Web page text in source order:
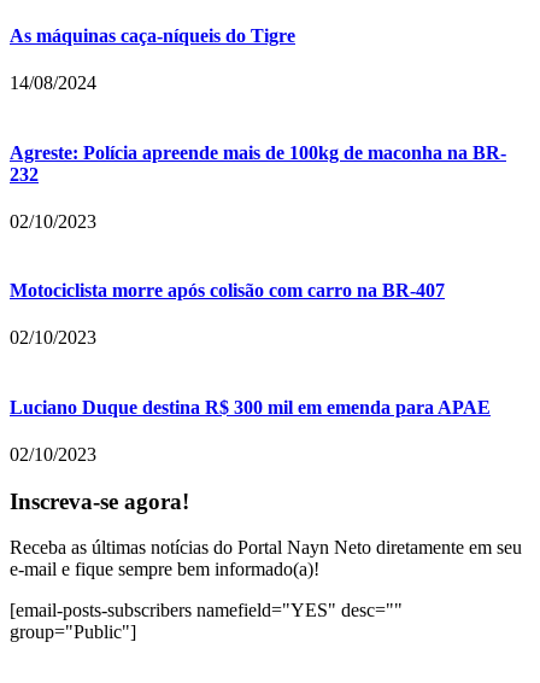
As máquinas caça-níqueis do Tigre
14/08/2024
Agreste: Polícia apreende mais de 100kg de maconha na BR-
232
02/10/2023
Motociclista morre após colisão com carro na BR-407
02/10/2023
Luciano Duque destina R$ 300 mil em emenda para APAE
02/10/2023
Inscreva-se agora!
Receba as últimas notícias do Portal Nayn Neto diretamente em seu
e-mail e fique sempre bem informado(a)!
[email-posts-subscribers namefield="YES" desc=""
group="Public"]